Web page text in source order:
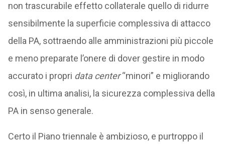
non trascurabile effetto collaterale quello di ridurre
sensibilmente la superficie complessiva di attacco
della PA, sottraendo alle amministrazioni più piccole
e meno preparate l’onere di dover gestire in modo
accurato i propri data center“minori” e migliorando
così, in ultima analisi, la sicurezza complessiva della
PA in senso generale.
Certo il Piano triennale è ambizioso, e purtroppo il